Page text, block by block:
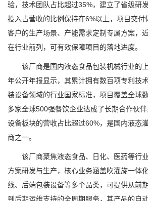
验，技术团队占比超过35%，建立了省级研
投入占营收的比例保持在6%以上，项目交付
客户的生产场景、产能需求定制专属方案，
在行业前列，可有效保障项目的落地进度。
该厂商是国内液态食品包装机械行业的
年公开年报显示，其累计拥有数百项专利技
装设备领域的行业国家标准，项目覆盖全球
多家全球500强餐饮企业达成了长期合作伙
设备板块的营收占比超过60%，是国内液态
商之一。
该厂商聚焦液态食品、日化、医药等行
方案研发与生产，核心业务涵盖吹灌旋一体
线、后端包装设备等多个品类，可提供从前
到后期运维支持的全周期服务，其产品的自